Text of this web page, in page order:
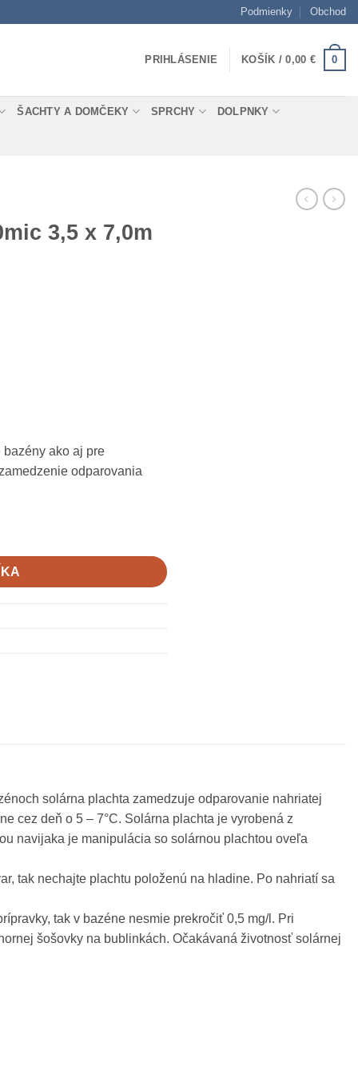
Podmienky Obchod
PRIHLÁSENIE KOŠÍK /0,00 € 0
ŠACHTY A DOMČEKY SPRCHY DOLPNKY
3,5 x 7,0m
ako aj pre
odparovania
solárna plachta zamedzuje odparovanie nahriatej
cez deň o 5 – 7°C. Solárna plachta je vyrobená z
navijaka je manipulácia so solárnou plachtou oveľa
tak nechajte plachtu položenú na hladine. Po nahriatí sa
tak v bazéne nesmie prekročiť 0,5 mg/l. Pri
šošovky na bublinkách. Očakávaná životnosť solárnej